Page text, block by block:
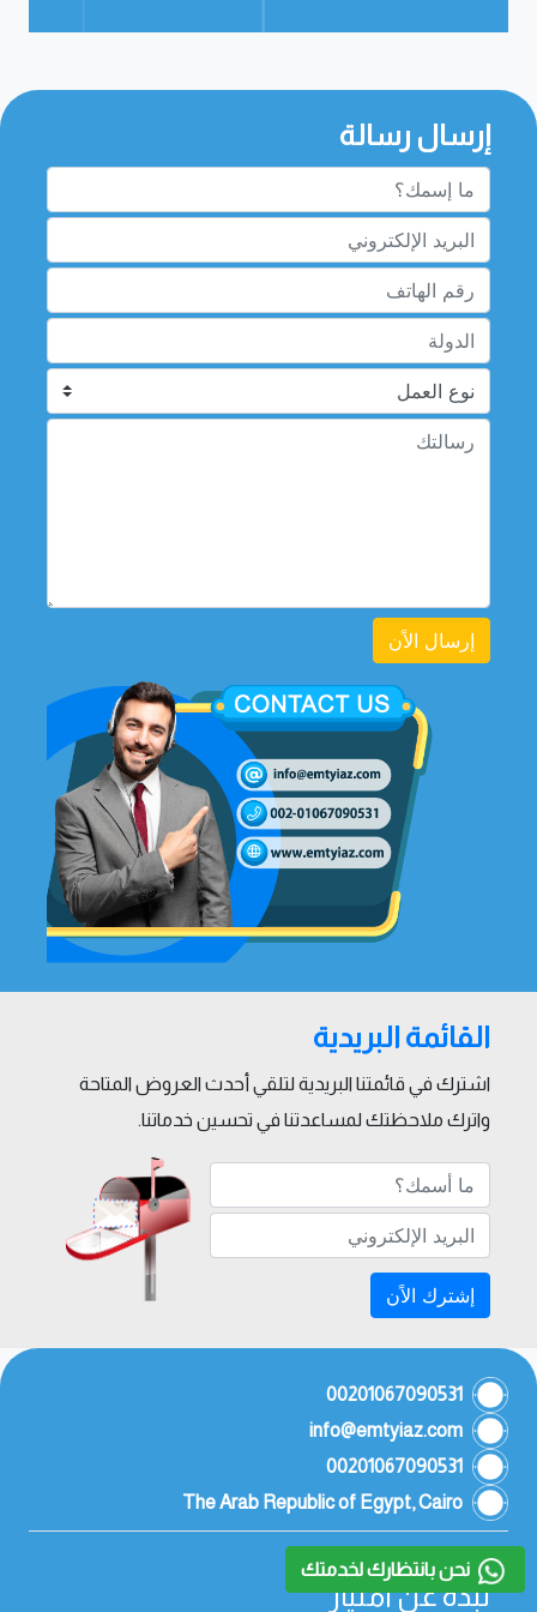
نحن بانتظارك لخدمتك
إرسال رسالة
إرسال الاًن
القائمة البريدية
اشترك في قائمتنا البريدية لتلقي أحدث العروض المتاحة
واترك ملاحظتك لمساعدتنا في تحسين خدماتنا.
إشترك الاًن
00201067090531
info@emtyiaz.com
00201067090531
The Arab Republic of Egypt, Cairo
نبذة عن امتياز